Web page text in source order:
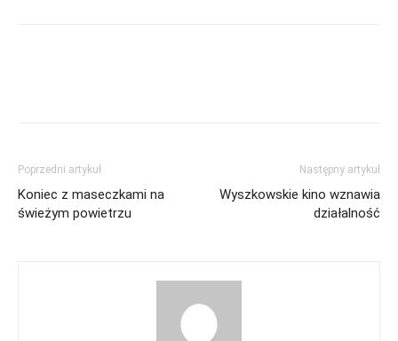
Poprzedni artykuł
Koniec z maseczkami na
świeżym powietrzu
Następny artykuł
Wyszkowskie kino wznawia
działalność